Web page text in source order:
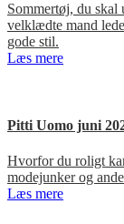
Sommertøj, du skal
velklædte mand
gode stil.
Læs mere
Pitti Uomo juni
Hvorfor du roligt
modejunker og
Læs mere